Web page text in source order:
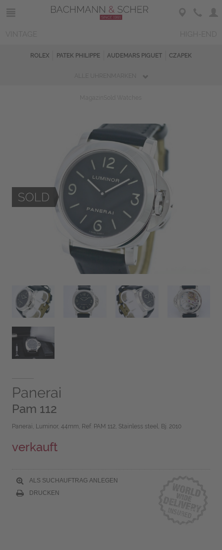
ROLEX PATEK PHILIPPE AUDEMARS PIGUET CZAPEK
Panerai
Pam 112
Panerai, Luminor, 44mm, Ref. PAM 112, Stainless steel, Bj. 2010
verkauft
ALS SUCHAUFTRAG ANLEGEN
DRUCKEN